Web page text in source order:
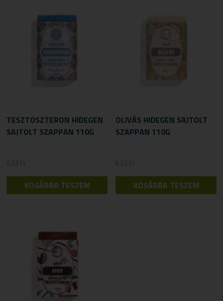
TESZTOSZTERON HIDEGEN
SAJTOLT SZAPPAN 110G
632 Ft
KOSÁRBA TESZEM
OLIVÁS HIDEGEN SAJTOLT
SZAPPAN 110G
632 Ft
KOSÁRBA TESZEM